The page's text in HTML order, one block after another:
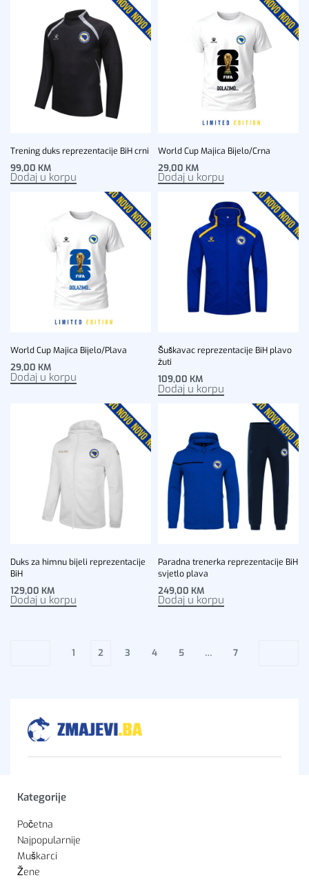
Trening duks reprezentacije BiH crni
99,00 KM
Dodaj u korpu
World Cup Majica Bijelo/Crna
29,00 KM
Dodaj u korpu
World Cup Majica Bijelo/Plava
29,00 KM
Dodaj u korpu
Šuškavac reprezentacije BiH plavo
žuti
109,00 KM
Dodaj u korpu
Duks za himnu bijeli reprezentacije
BiH
129,00 KM
Dodaj u korpu
Paradna trenerka reprezentacije BiH
svjetlo plava
249,00 KM
Dodaj u korpu
1 2 3 4 5 … 7
Kategorije
Početna
Najpopularnije
Muškarci
Žene